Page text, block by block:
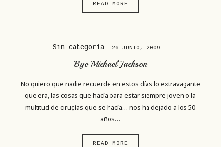
READ MORE
Sin categoría 26 JUNIO, 2009
Bye Michael Jackson
No quiero que nadie recuerde en estos días lo extravagante
que era, las cosas que hacía para estar siempre joven o la
multitud de cirugías que se hacía… nos ha dejado a los 50
años…
READ MORE